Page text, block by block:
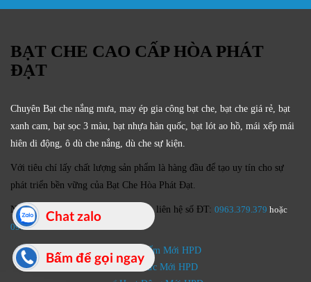
BẠT CHE CAO CẤP HÒA PHÁT
ĐẠT
Chuyên Bạt che nắng mưa, may ép gia công bạt che, bạt che giá rẻ, bạt
xanh cam, bạt sọc 3 màu, bạt nhựa hàn quốc, bạt lót ao hồ, mái xếp mái
hiên di động, ô dù che nắng, dù che sự kiện.
Với tiêu chí lấy chất lượng sản phẩm là hàng đầu để tạo uy tín cho sự
phát triển bền vững của Bạt Che Hòa Phát Đạt.
Nếu Quý khách hàng có nhu cầu xin liên hệ số ĐT: 0963.379.379 hoặc
0978.322.622
✅ Sản Phẩm Mới HPD
✅ Tin Tức Mới HPD
Bấm để gọi ngay
Chat zalo